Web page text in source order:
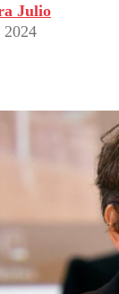
Julio
2024